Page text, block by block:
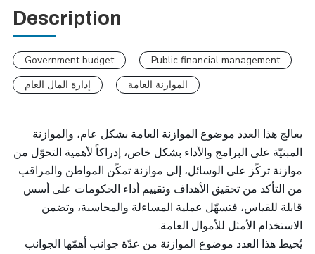
Description
Government budget
Public financial management
إدارة المال العام
الموازنة العامة
يعالج هذا العدد موضوع الموازنة العامة بشكل عام، والموازنة
المبنيّة على البرامج والأداء بشكل خاص، إدراكاً لأهمية التحوّل من
موازنة تركّز على الوسائل، إلى موازنة تمكّن المواطن والمراقب
من التأكد من تحقيق الأهداف وتقييم أداء الحكومات على أسس
قابلة للقياس، فتسهّل عملية المساءلة والمحاسبة، وتضمن
الاستخدام الأمثل للأموال العامة.
يُحيط هذا العدد موضوع الموازنة من عدّة جوانب أهمّها الجوانب